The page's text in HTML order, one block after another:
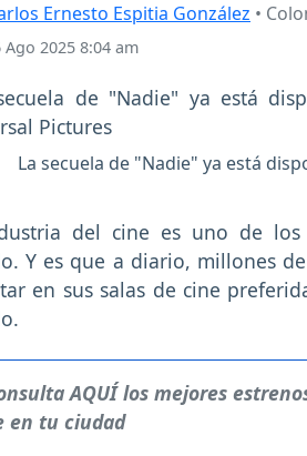
Ernesto Espitia González •
Ago 2025 8:04 am
La secuela de "Nadie" ya está
del cine es uno de
Y es que a diario, millones
en sus salas de cine